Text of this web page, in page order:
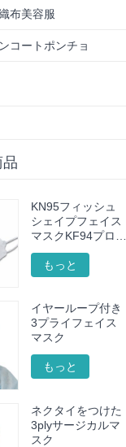
布美容服
コートポンチョ
KN95フィッシュ
シェイプフェイス
マスクKF94プロテ
クティブフェイス
マスク
もっと
イヤーループ付き
3プライフェイス
マスク
もっと
ネクタイをつけた
3plyサージカルマ
スク